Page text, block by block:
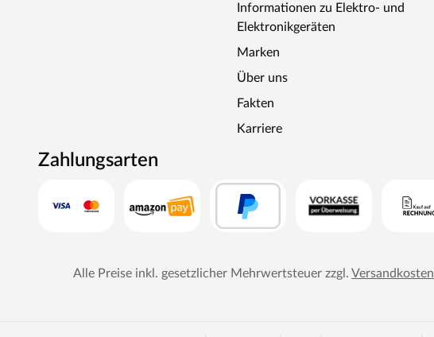
Informationen zu Elektro- und
Elektronikgeräten
Marken
Über uns
Fakten
Karriere
Zahlungsarten
Alle Preise inkl. gesetzlicher Mehrwertsteuer zzgl. Versandkosten